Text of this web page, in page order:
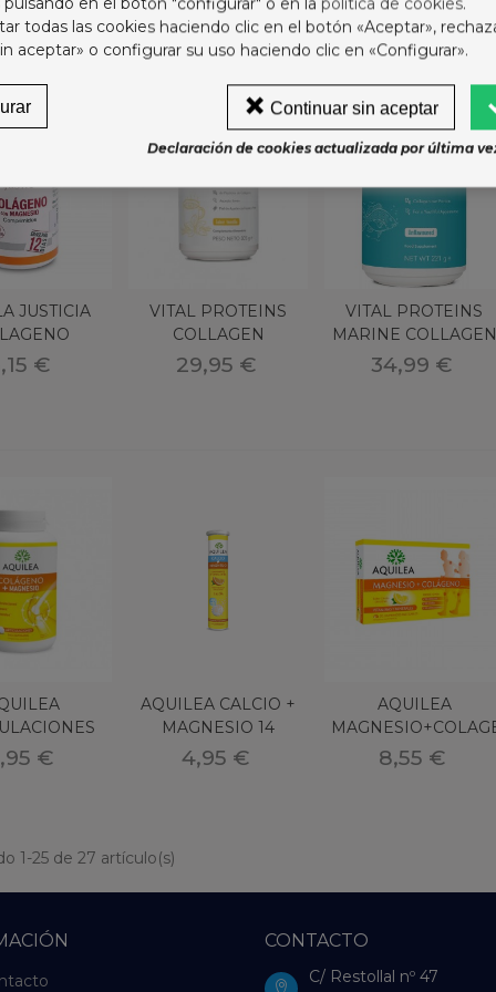
CHAMPU
ALCEDA
SUPRA D 30
JUSTICIA
75
COMP
€
VITAL PROTEINS
COLLAGEN
CREAMER VAINILLA
305 G
29,95 €
VITAL PROTEINS
MARINE COLLAGEN
SIN SABOR 221 G
34,99 €
+
240 C
€
AQUILEA CALCIO +
MAGNESIO 14
COMPRIMIDOS
EFERVES
4,95 €
AQUILEA
30 COMP
8,55 €
1-25 de 27 artículo(s)
CONTACTO
C/ Restollal nº 47
todas las cookies haciendo clic en el botón «Aceptar»,
aceptar» o configurar su uso haciendo clic en «Configurar».
Continuar sin aceptar
Declaración de cookies actualizada por última